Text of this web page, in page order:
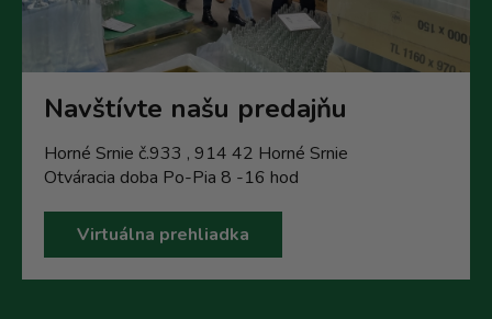
Navštívte našu predajňu
Horné Srnie č.933 , 914 42 Horné Srnie
Otváracia doba Po-Pia 8 -16 hod
Virtuálna prehliadka